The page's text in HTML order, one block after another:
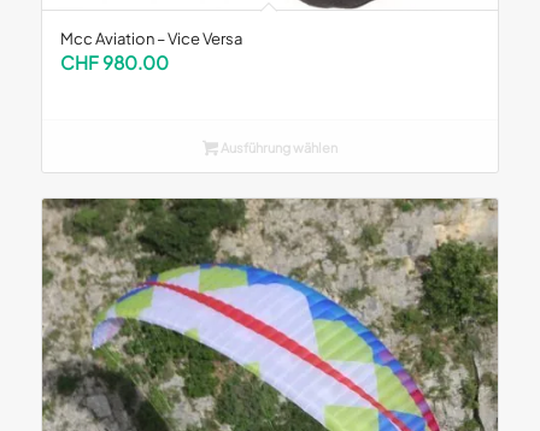
Mcc Aviation – Vice Versa
CHF980.00
Ausführung wählen